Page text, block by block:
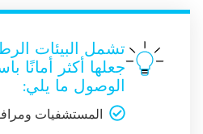
تشمل البيئات
جعلها أكثر أمانًا
الوصول ما يلي:
المستشفيات